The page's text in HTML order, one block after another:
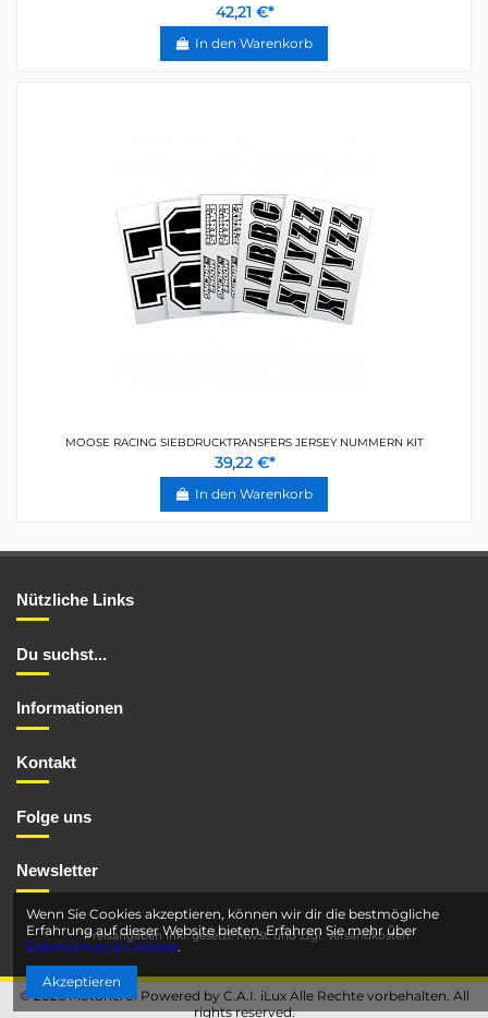
42,21 €*
In den Warenkorb
MOOSE RACING SIEBDRUCKTRANSFERS JERSEY NUMMERN KIT
39,22 €*
In den Warenkorb
Nützliche Links
Du suchst...
Informationen
Kontakt
Folge uns
Newsletter
*Preisangaben inkl. gesetzl. MwSt. undzzgl. Versandkosten
© 2026 Motohero. Powered by C.A.I. iLux Alle Rechte vorbehalten. All
rights reserved.
Wenn Sie Cookies akzeptieren, können wir dir die bestmögliche
Erfahrung auf dieser Website bieten. Erfahren Sie mehr über
Datenschutz & Cookies.
Akzeptieren